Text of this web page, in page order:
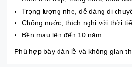
Trọng lượng nhẹ, dễ dàng di
Chống nước, thích nghi với thời
Bền màu lên đến 10 năm
Phù hợp bày đàn lễ và không gian